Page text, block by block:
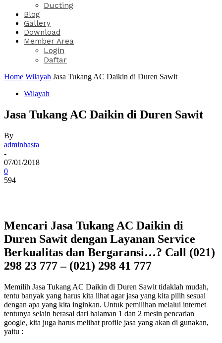
Ducting
Blog
Gallery
Download
Member Area
Login
Daftar
Home Wilayah Jasa Tukang AC Daikin di Duren Sawit
Wilayah
Jasa Tukang AC Daikin di Duren Sawit
By
adminhasta
-
07/01/2018
0
594
Mencari Jasa Tukang AC Daikin di
Duren Sawit dengan Layanan Service
Berkualitas dan Bergaransi…? Call (021)
298 23 777 – (021) 298 41 777
Memilih Jasa Tukang AC Daikin di Duren Sawit tidaklah mudah,
tentu banyak yang harus kita lihat agar jasa yang kita pilih sesuai
dengan apa yang kita inginkan. Untuk pemilihan melalui internet
tentunya selain berasal dari halaman 1 dan 2 mesin pencarian
google, kita juga harus melihat profile jasa yang akan di gunakan,
yaitu :